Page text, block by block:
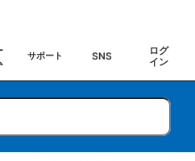
サポート SNS
ログ
イン